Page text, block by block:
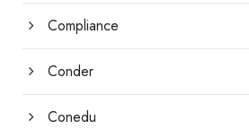
Compliance
Conder
Conedu